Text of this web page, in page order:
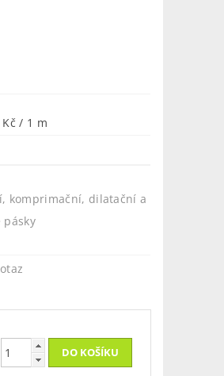
/ 1 m
komprimační, dilatační a
pásky